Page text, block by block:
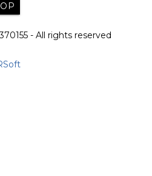
- All rights reserved